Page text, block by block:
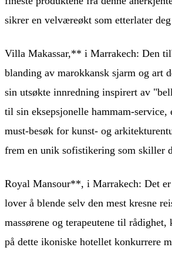
sikrer en velværeøkt som etterlater
Villa Makassar,** i Marrakech: Den
blanding av marokkansk sjarm og art
sin utsøkte innredning inspirert av
til sin eksepsjonelle hammam-service,
must-besøk for kunst- og
frem en unik sofistikering som skiller
Royal Mansour**, i Marrakech: Det er
lover å blende selv den mest kresne
massørene og terapeutene til rådighet,
på dette ikoniske hotellet konkurrere